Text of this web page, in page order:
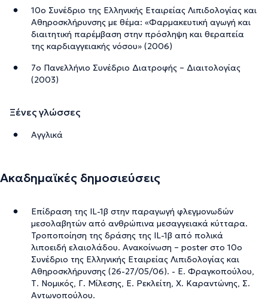
10ο Συνέδριο της Ελληνικής Εταιρείας Λιπιδολογίας και
Αθηροσκλήρυνσης με θέμα: «Φαρμακευτική αγωγή και
διαιτητική παρέμβαση στην πρόσληψη και θεραπεία
της καρδιαγγειακής νόσου» (2006)
7ο Πανελλήνιο Συνέδριο Διατροφής – Διαιτολογίας
(2003)
Ξένες γλώσσες
Αγγλικά
Ακαδημαϊκές δημοσιεύσεις
Επίδραση της IL-1β στην παραγωγή φλεγμονωδών
μεσολαβητών από ανθρώπινα μεσαγγειακά κύτταρα.
Τροποποίηση της δράσης της IL-1β από πολικά
λιποειδή ελαιολάδου. Ανακοίνωση – poster στο 10ο
Συνέδριο της Ελληνικής Εταιρείας Λιπιδολογίας και
Αθηροσκλήρυνσης (26-27/05/06). - Ε. Φραγκοπούλου,
Τ. Νομικός, Γ. Μίλεσης, Ε. Ρεκλείτη, Χ. Καραντώνης, Σ.
Αντωνοπούλου.